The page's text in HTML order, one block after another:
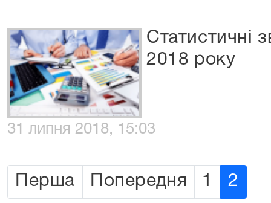
Статистичні
2018 року
31 липня 2018, 15:03
Перша Попередня 1 2